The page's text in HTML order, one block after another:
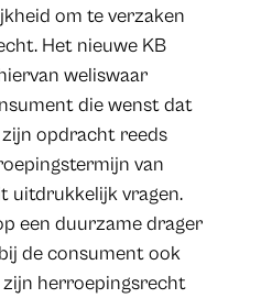
om te verzaken
Het nieuwe KB
weliswaar
die wenst dat
opdracht reeds
van
uitdrukkelijk vragen.
een duurzame drager
de consument ook
herroepingsrecht